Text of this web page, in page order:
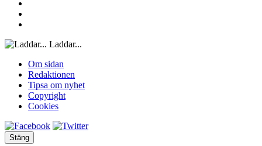
Laddar...
Om sidan
Redaktionen
Tipsa om nyhet
Copyright
Cookies
Stäng